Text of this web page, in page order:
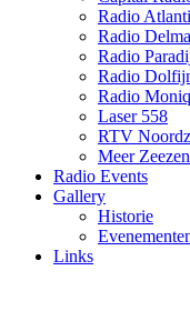
Radio
Radio
Radio
Radio
Radio
Laser 558
RTV
Meer
Radio Events
Gallery
Historie
Links